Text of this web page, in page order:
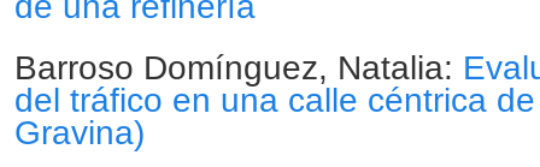
Barroso Domínguez, Natalia:
del tráfico en una calle céntrica
Gravina)